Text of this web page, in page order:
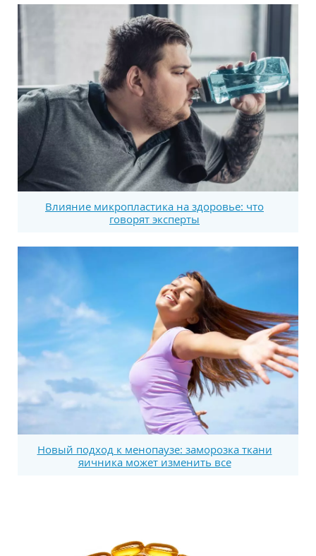
Влияние микропластика на здоровье: что
говорят эксперты
Новый подход к менопаузе: заморозка ткани
яичника может изменить все